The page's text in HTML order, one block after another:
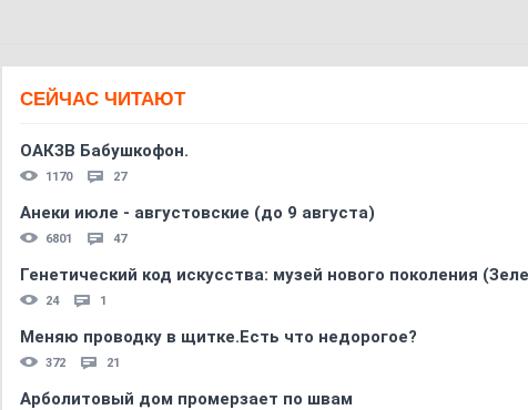
СЕЙЧАС ЧИТАЮТ
ОАКЗВ Бабушкофон.
1170 27
Анеки июле - августовские (до 9 августа)
6801 47
Генетический код искусства: музей нового поколения
24 1
Меняю проводку в щитке.Есть что недорогое?
372 21
Арболитовый дом промерзает по швам